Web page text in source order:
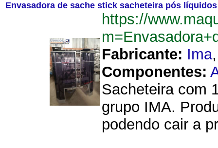
Envasadora de sache stick sacheteira pós líquidos
https://
Fabricante: Ima
Componentes:
Sacheteira com
grupo IMA.
podendo cair a